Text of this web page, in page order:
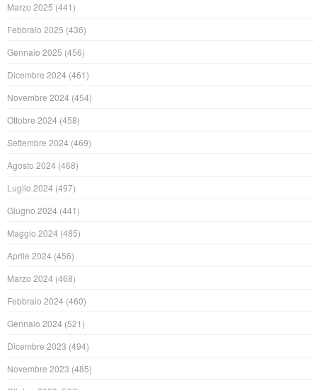
Marzo 2025 (441)
Febbraio 2025 (436)
Gennaio 2025 (456)
Dicembre 2024 (461)
Novembre 2024 (454)
Ottobre 2024 (458)
Settembre 2024 (469)
Agosto 2024 (468)
Luglio 2024 (497)
Giugno 2024 (441)
Maggio 2024 (485)
Aprile 2024 (456)
Marzo 2024 (468)
Febbraio 2024 (460)
Gennaio 2024 (521)
Dicembre 2023 (494)
Novembre 2023 (485)